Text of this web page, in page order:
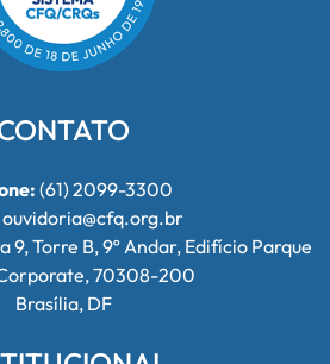
(61) 2099-3300
ouvidoria@cfq.org.br
9, Torre B, 9º Andar, Edifício Parque
70308-200
Brasília, DF